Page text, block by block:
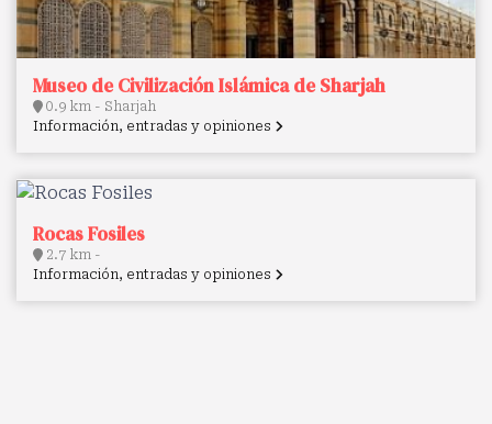
Museo de Civilización Islámica de Sharjah
0.9 km - Sharjah
Información, entradas y opiniones
Rocas Fosiles
2.7 km -
Información, entradas y opiniones